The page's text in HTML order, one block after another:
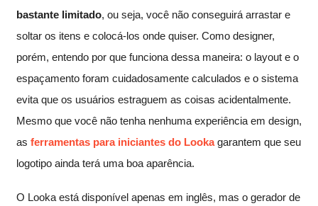
bastante limitado, ou seja, você não conseguirá arrastar e
soltar os itens e colocá-los onde quiser. Como designer,
porém, entendo por que funciona dessa maneira: o layout e o
espaçamento foram cuidadosamente calculados e o sistema
evita que os usuários estraguem as coisas acidentalmente.
Mesmo que você não tenha nenhuma experiência em design,
as ferramentas para iniciantes do Lookagarantem que seu
logotipo ainda terá uma boa aparência.
O Looka está disponível apenas em inglês, mas o gerador de